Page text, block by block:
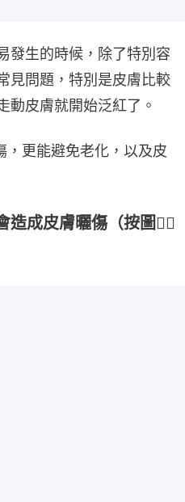
發生的時候，除了特別容
見問題，特別是皮膚比較
動皮膚就開始泛紅了。
，更能避免老化，以及皮
成皮膚曬傷（按圖👇🏻